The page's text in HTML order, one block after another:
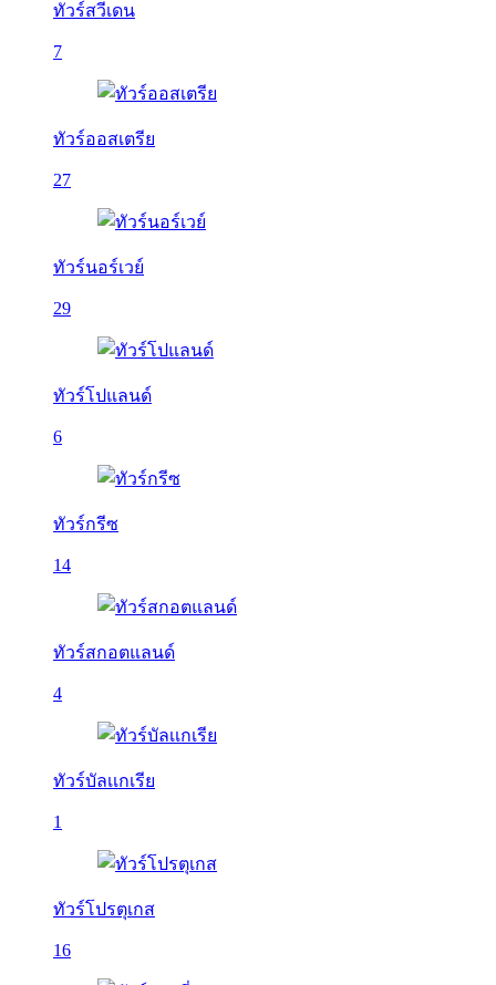
ทัวร์สวีเดน
7
ทัวร์ออสเตรีย
27
ทัวร์นอร์เวย์
29
ทัวร์โปแลนด์
6
ทัวร์กรีซ
14
ทัวร์สกอตแลนด์
4
ทัวร์บัลเเกเรีย
1
ทัวร์โปรตุเกส
16